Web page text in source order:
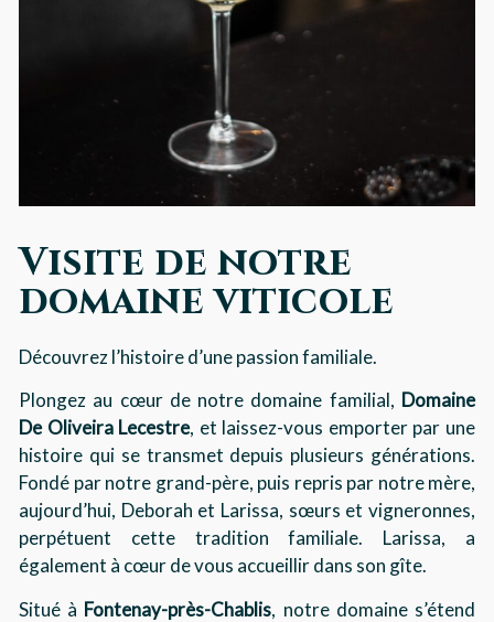
Visite de notre
domaine viticole
Découvrez l’histoire d’une passion familiale.
Plongez au cœur de notre domaine familial, Domaine
De Oliveira Lecestre, et laissez-vous emporter par une
histoire qui se transmet depuis plusieurs générations.
Fondé par notre grand-père, puis repris par notre mère,
aujourd’hui, Deborah et Larissa, sœurs et vigneronnes,
perpétuent cette tradition familiale. Larissa, a
également à cœur de vous accueillir dans son gîte.
Situé à Fontenay-près-Chablis, notre domaine s’étend